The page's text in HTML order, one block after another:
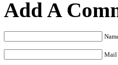
Add A
Mail